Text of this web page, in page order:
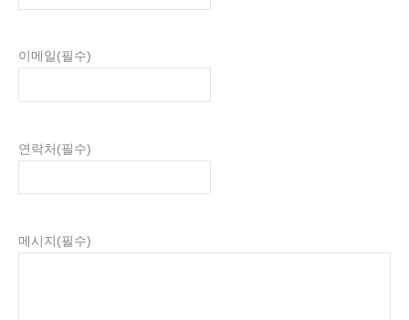
이메일 (필수)
연락처 (필수)
메시지 (필수)